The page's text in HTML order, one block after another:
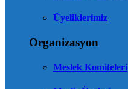
Üyeliklerimiz
Organizasyon
Meslek Komiteleri